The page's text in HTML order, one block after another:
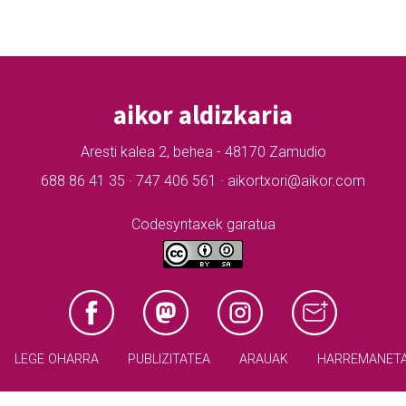
aikor aldizkaria
Aresti kalea 2, behea - 48170 Zamudio
688 86 41 35 · 747 406 561 · aikortxori@aikor.com
Codesyntaxek garatua
LEGE OHARRA PUBLIZITATEA ARAUAK